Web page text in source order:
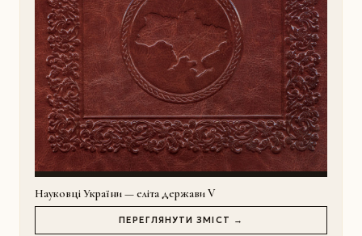
Науковці України — еліта держави V
ПЕРЕГЛЯНУТИ ЗМІСТ →